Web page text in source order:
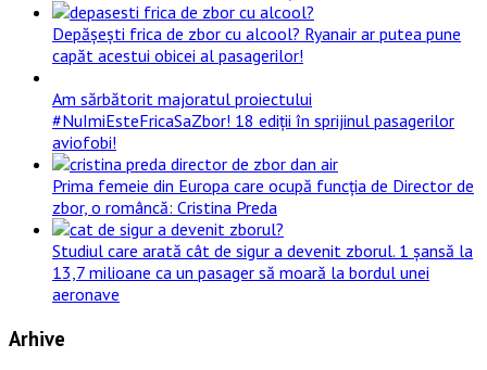
Depășești frica de zbor cu alcool? Ryanair ar putea pune
capăt acestui obicei al pasagerilor!
Am sărbătorit majoratul proiectului
#NuImiEsteFricaSaZbor! 18 ediții în sprijinul pasagerilor
aviofobi!
Prima femeie din Europa care ocupă funcția de Director de
zbor, o româncă: Cristina Preda
Studiul care arată cât de sigur a devenit zborul. 1 șansă la
13,7 milioane ca un pasager să moară la bordul unei
aeronave
Arhive